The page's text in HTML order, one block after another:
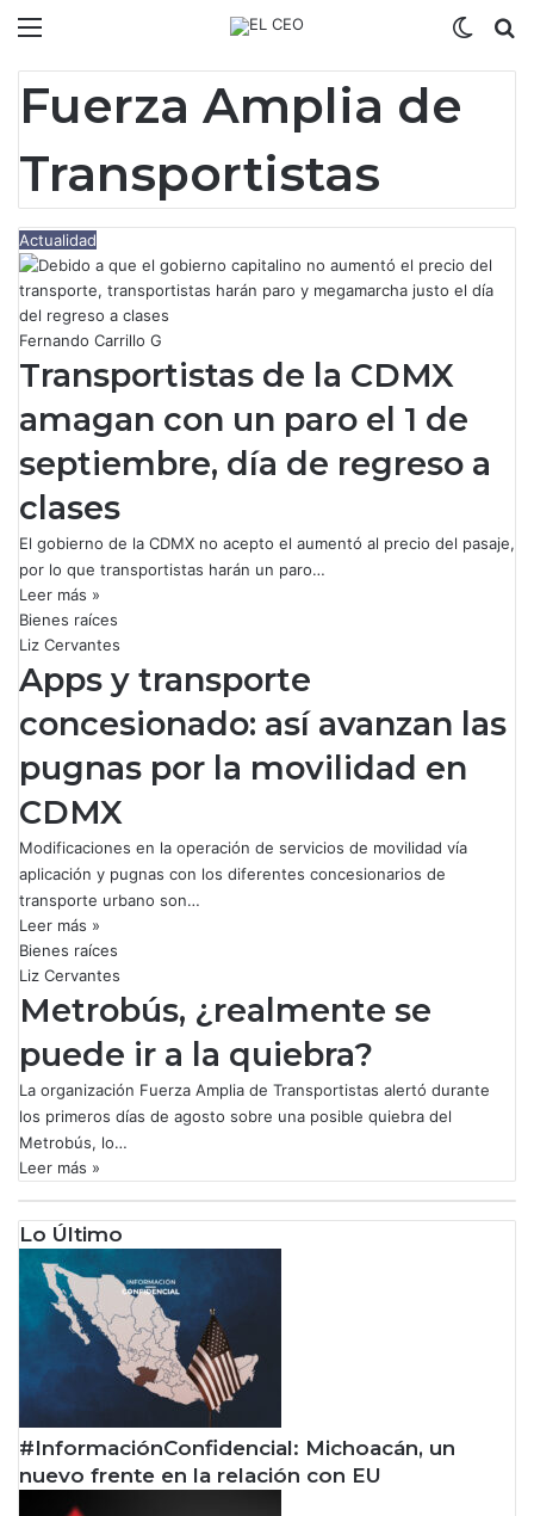
Fuerza Amplia de
Transportistas
Actualidad
Fernando Carrillo G
Transportistas de la CDMX
amagan con un paro el 1 de
septiembre, día de regreso a
clases
El gobierno de la CDMX no acepto el aumentó al precio del pasaje,
por lo que transportistas harán un paro…
Leer más »
Bienes raíces
Liz Cervantes
Apps y transporte
concesionado: así avanzan las
pugnas por la movilidad en
CDMX
Modificaciones en la operación de servicios de movilidad vía
aplicación y pugnas con los diferentes concesionarios de
transporte urbano son…
Leer más »
Bienes raíces
Liz Cervantes
Metrobús, ¿realmente se
puede ir a la quiebra?
La organización Fuerza Amplia de Transportistas alertó durante
los primeros días de agosto sobre una posible quiebra del
Metrobús, lo…
Leer más »
Lo Último
#InformaciónConfidencial: Michoacán, un
nuevo frente en la relación con EU